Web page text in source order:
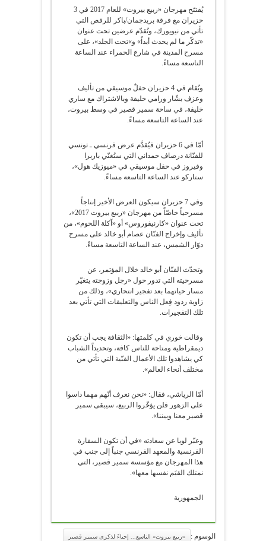
يُفتتَح مهرجان «ربيع بيروت» للعام 2017 في 3
حزيران مع فرقة بريدجمان/باكر للرقص التي
تأتي من نيويورك، وتُقدّم عرضين تحت عنوان
«تذكّر ما لم يحدث أبداً» و»تحت الجلد»، على
مسرح المدينة في شارع الحمراء عند الساعة
التاسعة مساءً.
ويُقام في 4 حزيران حفلٌ موسيقي من تأليف
وعزف بشّار ورامي خليفة وبالاشتراك مع ساري
خليفة، في ساحة سمير قصير في وسط بيروت،
عند الساعة التاسعة مساءً.
أمّا في 6 حزيران فيُقدَّم عرض فرنسي ـ تونسي
للفنّانة درصاف حمداني التي ستُغنّي باربرا
وفيروز في حفل موسيقي في «ميوزيك هول»،
ستاركو عند الساعة التاسعة مساءً.
وفي 7 حزيران سيكون العرض الأخير إنتاجاً
مسرحياً خاصّاً من مهرجان «ربيع بيروت 2017»،
تحت عنوان «كارنيفوروس» أو «آكلة اللحوم»، من
تأليف وإخراج الفنّان عصام أبو خالد على مسرح
دوّار الشمس، عند الساعة التاسعة مساءً.
وتحدّث الفنّان أبو خالد خلال المؤتمر، عن
مسرحيته التي تدور حول «رجل وزوجته يتغيّر
مسار حياتهما بعد تفجير انتحاري»، وذلك من
زاوية ردود فِعل الناس والتعليقات التي تأتي بعد
تلك التفجيرات.
وقالت خوري في كلمتها: «الثقافة يجب أن تكون
ديمقراطية ومتاحة للناس كافة، وتحديداً الشباب
كي يشاهدوا تلك الأعمال الفنّية التي تأتي من
مختلف أنحاء العالم».
أمّا الرياشي، فقال: «نحن نعرف أنّهم مهما داسوا
على الزهور فلن يؤخّروا الربيع، سيبقى سمير
قصير معنا وبيننا».
وعبّر لوبا عن سعادته «في أن تكون السفارة
الفرنسية والمعهد الفرنسي جنباً إلى جنب في
هذا المهرجان مع مؤسسة سمير قصير، التي
نمتلك القيَم نفسها معها».
الجمهورية
الوسوم : «ربيع بيروت» التاسع... إحياءً لذكرى سمير قصير